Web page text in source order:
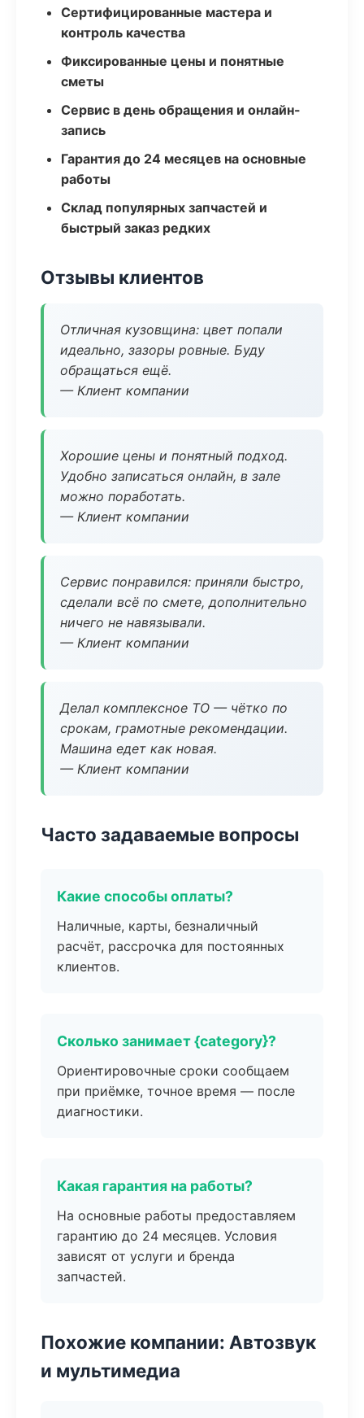
Сертифицированные мастера и
контроль качества
Фиксированные цены и понятные
сметы
Сервис в день обращения и онлайн-
запись
Гарантия до 24 месяцев на основные
работы
Склад популярных запчастей и
быстрый заказ редких
Отзывы клиентов
Отличная кузовщина: цвет попали
идеально, зазоры ровные. Буду
обращаться ещё.
— Клиент компании
Хорошие цены и понятный подход.
Удобно записаться онлайн, в зале
можно поработать.
— Клиент компании
Сервис понравился: приняли быстро,
сделали всё по смете, дополнительно
ничего не навязывали.
— Клиент компании
Делал комплексное ТО — чётко по
срокам, грамотные рекомендации.
Машина едет как новая.
— Клиент компании
Часто задаваемые вопросы
Какие способы оплаты?
Наличные, карты, безналичный
расчёт, рассрочка для постоянных
клиентов.
Сколько занимает {category}?
Ориентировочные сроки сообщаем
при приёмке, точное время — после
диагностики.
Какая гарантия на работы?
На основные работы предоставляем
гарантию до 24 месяцев. Условия
зависят от услуги и бренда
запчастей.
Похожие компании: Автозвук
и мультимедиа